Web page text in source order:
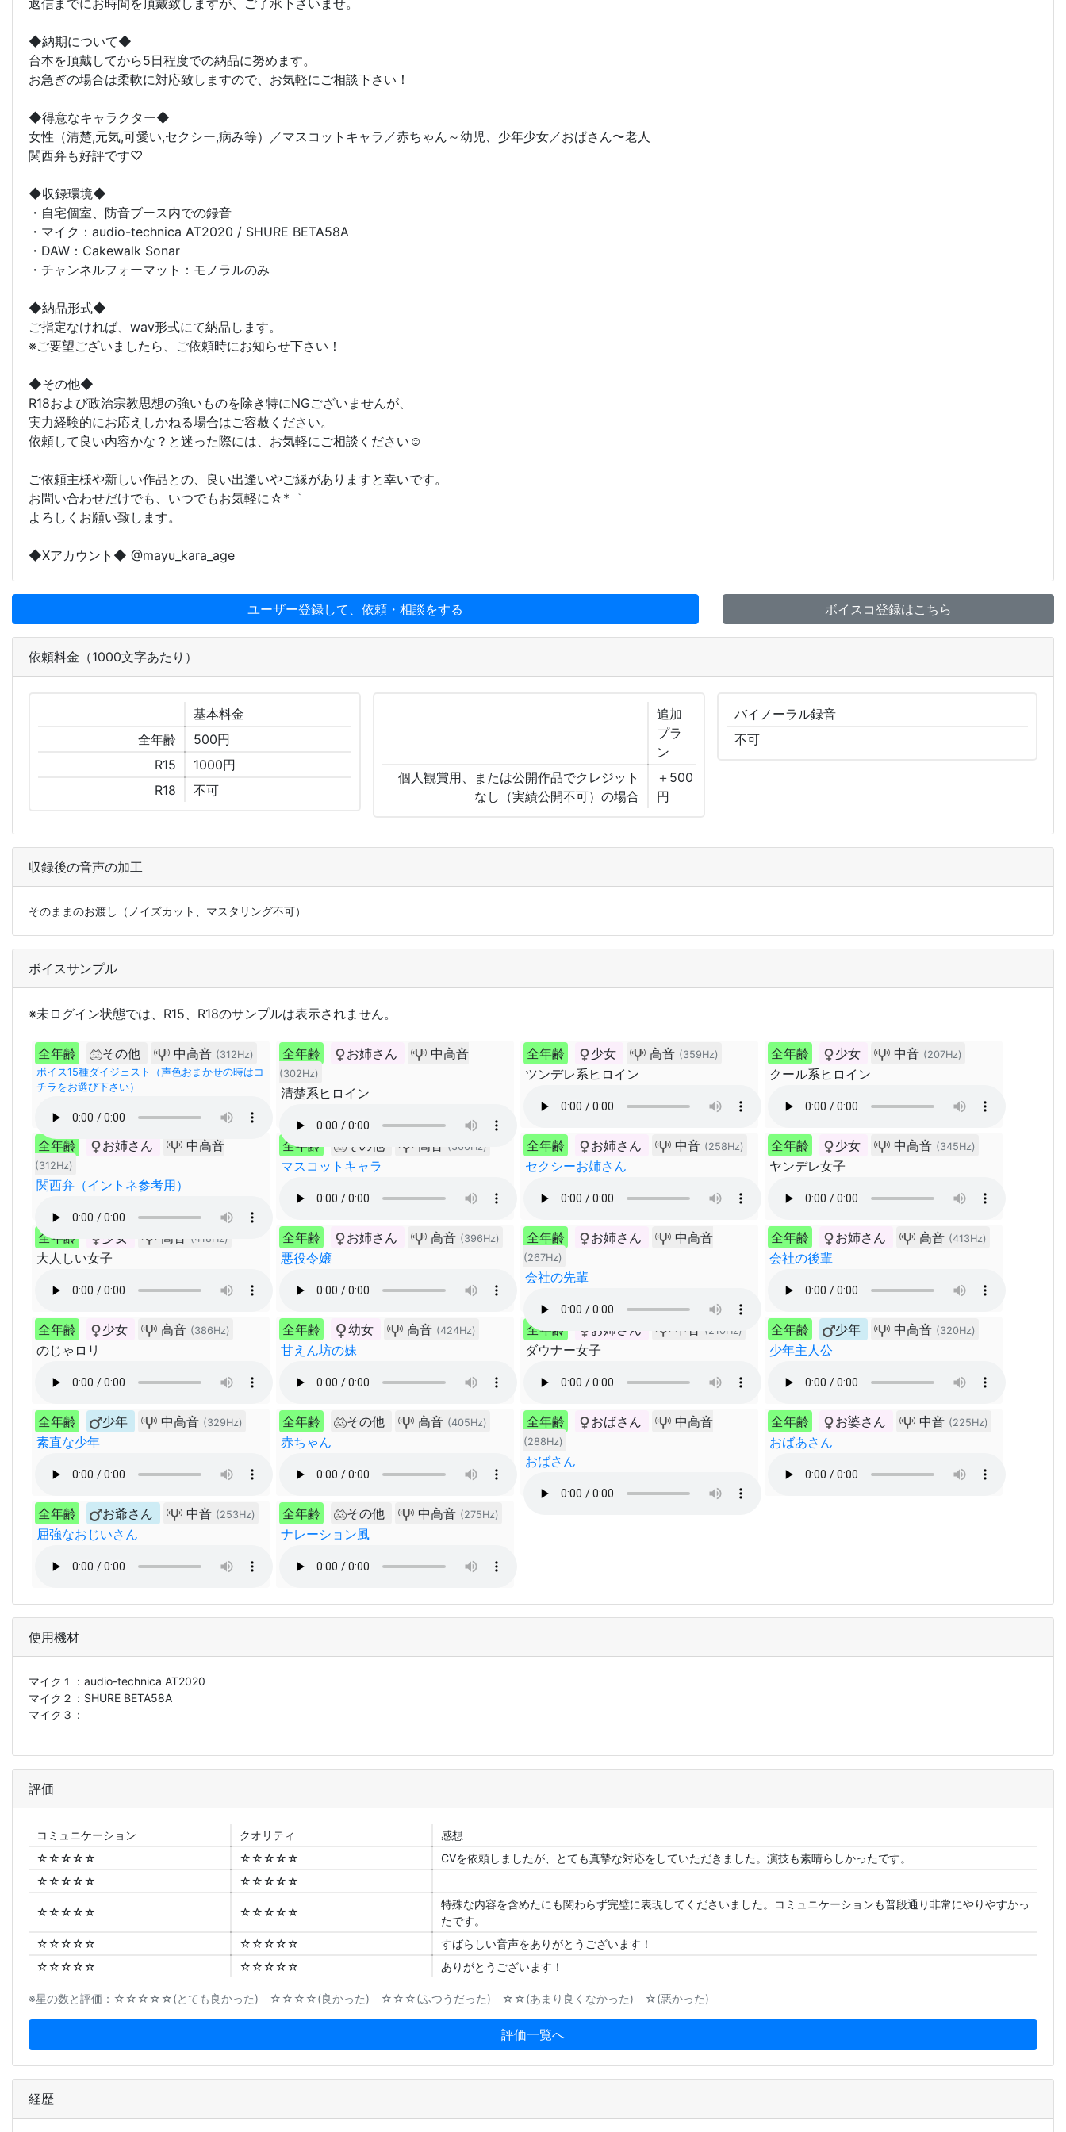
返信までにお時間を頂戴致しますが、ご了承下さいませ。
◆納期について◆
台本を頂戴してから5日程度での納品に努めます。
お急ぎの場合は柔軟に対応致しますので、お気軽にご相談下さい！
◆得意なキャラクター◆
女性（清楚,元気,可愛い,セクシー,病み等）／マスコットキャラ／赤ちゃん～幼児、少年少女／おばさん〜老人
関西弁も好評です♡
◆収録環境◆
・自宅個室、防音ブース内での録音
・マイク：audio-technica AT2020 / SHURE BETA58A
・DAW：Cakewalk Sonar
・チャンネルフォーマット：モノラルのみ
◆納品形式◆
ご指定なければ、wav形式にて納品します。
※ご要望ございましたら、ご依頼時にお知らせ下さい！
◆その他◆
R18および政治宗教思想の強いものを除き特にNGございませんが、
実力経験的にお応えしかねる場合はご容赦ください。
依頼して良い内容かな？と迷った際には、お気軽にご相談ください☺
ご依頼主様や新しい作品との、良い出逢いやご縁がありますと幸いです。
お問い合わせだけでも、いつでもお気軽に☆*゜
よろしくお願い致します。
◆Xアカウント◆ @mayu_kara_age
ユーザー登録して、依頼・相談をする ボイスコ登録はこちら
依頼料金（1000文字あたり）
基本料金
全年齢
500円
R15
1000円
R18
不可
追加
プラ
ン
個人観賞用、または公開作品でクレジット
なし（実績公開不可）の場合
＋500
円
バイノーラル録音
不可
収録後の音声の加工
そのままのお渡し（ノイズカット、マスタリング不可）
ボイスサンプル
※未ログイン状態では、R15、R18のサンプルは表示されません。
全年齢 その他 中高音 (312Hz)
ボイス15種ダイジェスト（声色おまかせの時はコ
チラをお選び下さい）
全年齢 お姉さん 中高音
(302Hz)
清楚系ヒロイン
全年齢 少女 高音 (359Hz)
ツンデレ系ヒロイン
全年齢 少女 中音 (207Hz)
クール系ヒロイン
全年齢 お姉さん 中高音
(312Hz)
関西弁（イントネ参考用）
全年齢 その他 高音 (366Hz)
マスコットキャラ
全年齢 お姉さん 中音 (258Hz)
セクシーお姉さん
全年齢 少女 中高音 (345Hz)
ヤンデレ女子
全年齢 少女 高音 (418Hz)
大人しい女子
全年齢 お姉さん 高音 (396Hz)
悪役令嬢
全年齢 お姉さん 中高音
(267Hz)
会社の先輩
全年齢 お姉さん 高音 (413Hz)
会社の後輩
全年齢 少女 高音 (386Hz)
のじゃロリ
全年齢 幼女 高音 (424Hz)
甘えん坊の妹
全年齢 お姉さん 中音 (210Hz)
ダウナー女子
全年齢 少年 中高音 (320Hz)
少年主人公
全年齢 少年 中高音 (329Hz)
素直な少年
全年齢 その他 高音 (405Hz)
赤ちゃん
全年齢 おばさん 中高音
(288Hz)
おばさん
全年齢 お婆さん 中音 (225Hz)
おばあさん
全年齢 お爺さん 中音 (253Hz)
屈強なおじいさん
全年齢 その他 中高音 (275Hz)
ナレーション風
使用機材
マイク１： audio-technica AT2020
マイク２： SHURE BETA58A
マイク３：
評価
コミュニケーション クオリティ
感想
☆☆☆☆☆
☆☆☆☆☆
CVを依頼しましたが、とても真摯な対応をしていただきました。演技も素晴らしかったです。
☆☆☆☆☆
☆☆☆☆☆
☆☆☆☆☆ ☆☆☆☆☆
特殊な内容を含めたにも関わらず完璧に表現してくださいました。コミュニケーションも普段通り非常にやりやすかっ
たです。
☆☆☆☆☆
☆☆☆☆☆
すばらしい音声をありがとうございます！
☆☆☆☆☆
☆☆☆☆☆ ありがとうございます！
※星の数と評価：☆☆☆☆☆(とても良かった) ☆☆☆☆(良かった) ☆☆☆(ふつうだった) ☆☆(あまり良くなかった) ☆(悪かった)
評価一覧へ
経歴